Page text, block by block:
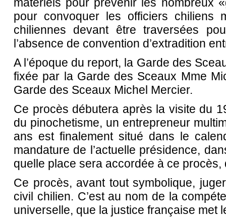
pour convoquer les officiers chiliens
chiliennes devant être traversées
l’absence de convention d’extradition
A l’époque du report, la Garde des
fixée par la Garde des Sceaux Mme
Garde des Sceaux Michel Mercier.
Ce procès débutera après la visite du
du pinochetisme, un entrepreneur
ans est finalement situé dans le
mandature de l’actuelle présidence,
quelle place sera accordée à ce
Ce procès, avant tout symbolique,
civil chilien. C’est au nom de la
universelle, que la justice française met